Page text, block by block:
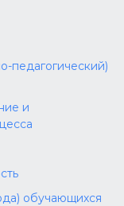
педагогический)
и
обучающихся